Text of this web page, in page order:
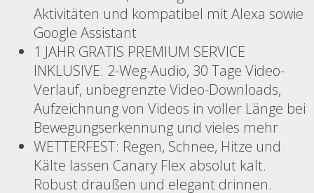
Aktivitäten und kompatibel mit Alexa sowie
Google Assistant
1 JAHR GRATIS PREMIUM SERVICE
INKLUSIVE: 2-Weg-Audio, 30 Tage Video-
Verlauf, unbegrenzte Video-Downloads,
Aufzeichnung von Videos in voller Länge bei
Bewegungserkennung und vieles mehr
WETTERFEST: Regen, Schnee, Hitze und
Kälte lassen Canary Flex absolut kalt.
Robust draußen und elegant drinnen.